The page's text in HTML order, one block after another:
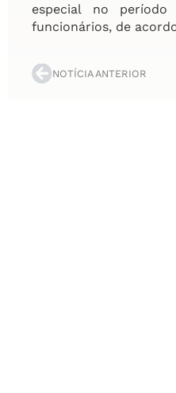
especial no período
funcionários, de
NOTÍCIA ANTERIOR